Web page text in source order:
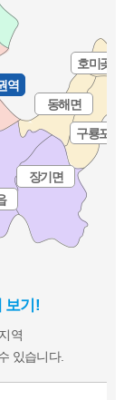
호미곶면
역
동해면
구룡포읍
장기면
보기!
역
있습니다.